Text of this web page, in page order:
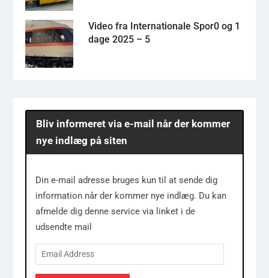
Video fra Internationale Spor0 og 1
dage 2025 – 5
Bliv informeret via e-mail når der kommer
nye indlæg på siten
Din e-mail adresse bruges kun til at sende dig
information når der kommer nye indlæg. Du kan
afmelde dig denne service via linket i de
udsendte mail
Email
Address